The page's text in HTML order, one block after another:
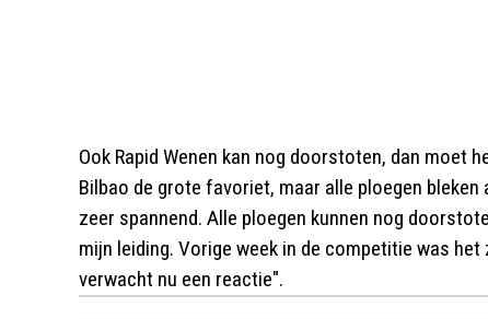
Ook Rapid Wenen kan nog doorstoten, dan moet
Bilbao de grote favoriet, maar alle ploegen
zeer spannend. Alle ploegen kunnen nog
mijn leiding. Vorige week in de competitie was
verwacht nu een reactie".